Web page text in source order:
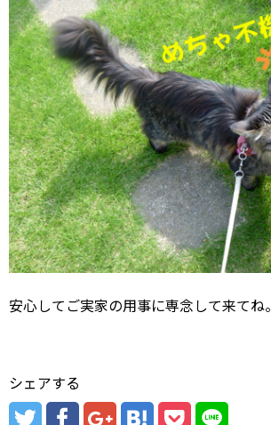
安心してご実家の用事に専念して来てね。
シェアする